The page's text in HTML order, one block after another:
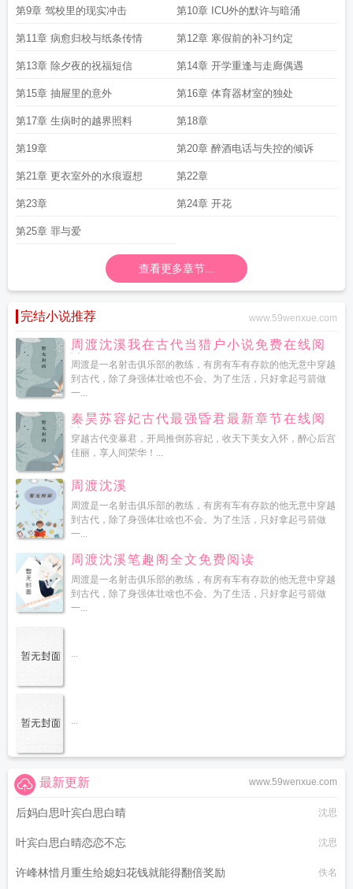
第9章 驾校里的现实冲击 第10章 ICU外的默许与暗涌
第11章 病愈归校与纸条传情 第12章 寒假前的补习约定
第13章 除夕夜的祝福短信 第14章 开学重逢与走廊偶遇
第15章 抽屉里的意外 第16章 体育器材室的独处
第17章 生病时的越界照料 第18章
第19章 第20章 醉酒电话与失控的倾诉
第21章 更衣室外的水痕遐想 第22章
第23章 第24章 开花
第25章 罪与爱
查看更多章节...
完结小说推荐 www.59wenxue.com
周渡沈溪我在古代当猎户小说免费在线阅
读
周渡是一名射击俱乐部的教练，有房有车有存款的他无意中穿越
到古代，除了身强体壮啥也不会。为了生活，只好拿起弓箭做
一...
秦昊苏容妃古代最强昏君最新章节在线阅
读
穿越古代变暴君，开局推倒苏容妃，收天下美女入怀，醉心后宫
佳丽，享人间荣华！...
周渡沈溪
周渡是一名射击俱乐部的教练，有房有车有存款的他无意中穿越
到古代，除了身强体壮啥也不会。为了生活，只好拿起弓箭做
一...
周渡沈溪笔趣阁全文免费阅读
周渡是一名射击俱乐部的教练，有房有车有存款的他无意中穿越
到古代，除了身强体壮啥也不会。为了生活，只好拿起弓箭做
一...
...
...
www.59wenxue.com
最新更新
后妈白思叶宾白思白晴 沈思
叶宾白思白晴恋恋不忘 沈思
许峰林惜月重生给媳妇花钱就能得翻倍奖励 佚名